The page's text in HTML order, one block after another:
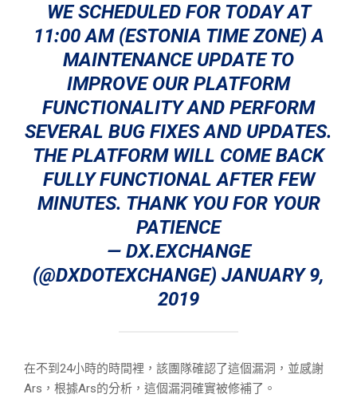
WE SCHEDULED FOR TODAY AT
11:00 AM (ESTONIA TIME ZONE) A
MAINTENANCE UPDATE TO
IMPROVE OUR PLATFORM
FUNCTIONALITY AND PERFORM
SEVERAL BUG FIXES AND UPDATES.
THE PLATFORM WILL COME BACK
FULLY FUNCTIONAL AFTER FEW
MINUTES. THANK YOU FOR YOUR
PATIENCE
— DX.EXCHANGE
(@DXDOTEXCHANGE) JANUARY 9,
2019
在不到24小時的時間裡，該團隊確認了這個漏洞，並感謝
Ars，根據Ars的分析，這個漏洞確實被修補了。